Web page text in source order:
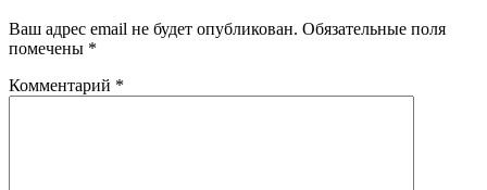
Ваш адрес email не будет опубликован. Обязательные поля
помечены *
Комментарий *